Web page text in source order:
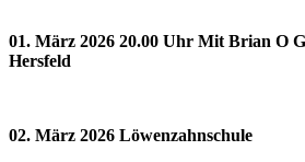
01. März 2026 20.00 Uhr Mit Brian O
Hersfeld
02. März 2026 Löwenzahnschule